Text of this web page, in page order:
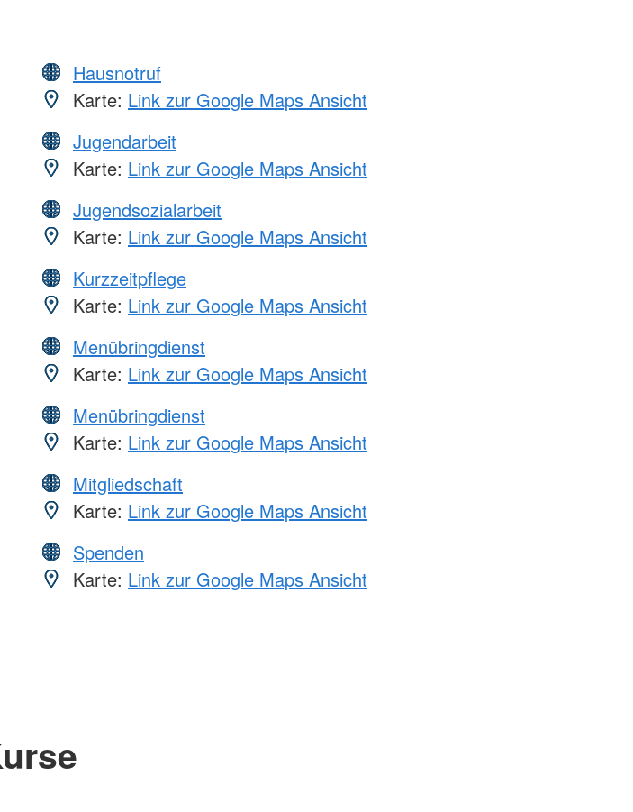
Hausnotruf
Karte: Link zur Google Maps Ansicht
Jugendarbeit
Karte: Link zur Google Maps Ansicht
Jugendsozialarbeit
Karte: Link zur Google Maps Ansicht
Kurzzeitpflege
Karte: Link zur Google Maps Ansicht
Menübringdienst
Karte: Link zur Google Maps Ansicht
Menübringdienst
Karte: Link zur Google Maps Ansicht
Mitgliedschaft
Karte: Link zur Google Maps Ansicht
Spenden
Karte: Link zur Google Maps Ansicht